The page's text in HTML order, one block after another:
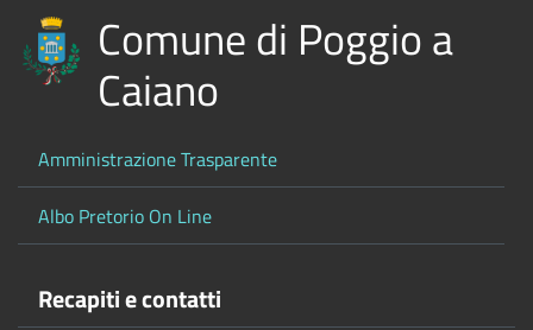
Comune di Poggio a
Caiano
Amministrazione Trasparente
Albo Pretorio On Line
Recapiti e contatti